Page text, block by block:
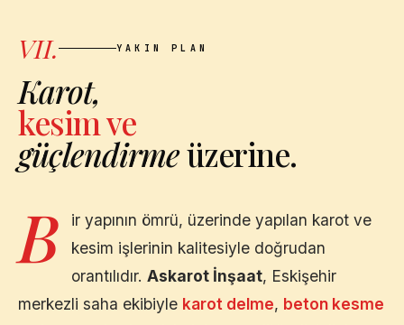
VII. YAKIN PLAN
Karot,
kesim ve
güçlendirmeüzerine.
B
ir yapının ömrü, üzerinde yapılan karot ve
kesim işlerinin kalitesiyle doğrudan
orantılıdır. Askarot İnşaat, Eskişehir
merkezli saha ekibiyle karot delme, beton kesme